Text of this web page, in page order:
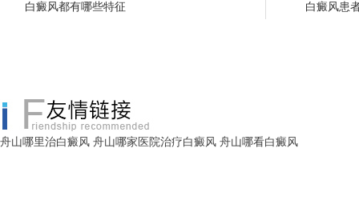
白癜风都有哪些特征
白癜风患
舟山哪里治白癜风 舟山哪家医院治疗白癜风 舟山哪看白癜风